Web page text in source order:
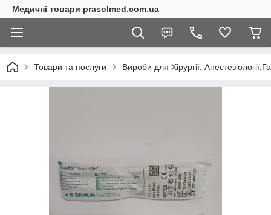
Медичні товари prasolmed.com.ua
Товари та послуги Вироби для Хірургії,